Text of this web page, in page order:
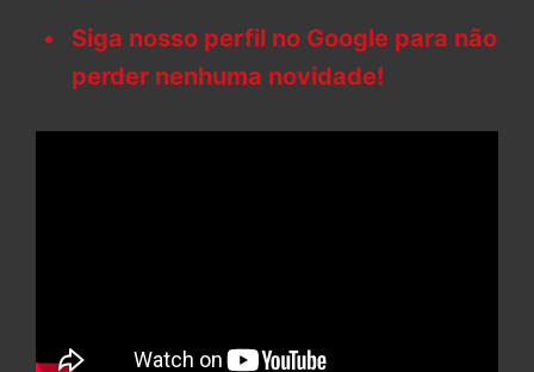
Siga nosso perfil no Google para não
perder nenhuma novidade!